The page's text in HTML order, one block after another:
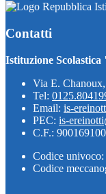
Contatti
Istituzione
Via E.
Tel:
Email: is-
PEC: is-
C.F.:
Codice
Codice